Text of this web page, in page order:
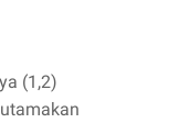
(1,2)